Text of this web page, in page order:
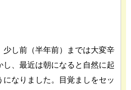
少し前（半年前）までは大変辛
し、最近は朝になると自然に起
になりました。目覚ましをセッ